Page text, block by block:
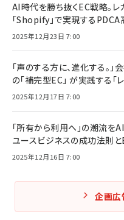
AI時代を勝ち抜くEC戦略。レ
「Shopify」で実現するPDCA
2025年12月23日 7:00
「声のする方に、進化する。
の「補完型EC」 が実践する「
2025年12月17日 7:00
「所有から利用へ」の潮流を
ユースビジネスの成功法則
2025年12月16日 7:00
企画広